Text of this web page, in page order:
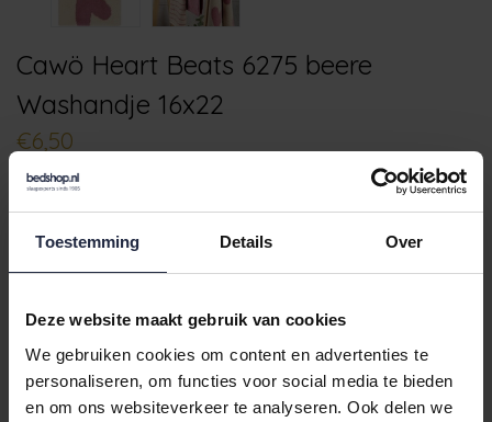
Toestemming Details Over
Deze website maakt gebruik van cookies
We gebruiken cookies om content en advertenties te
personaliseren, om functies voor social media te bieden
en om ons websiteverkeer te analyseren. Ook delen we
Cawö Heart Beats 6275 beere
Washandje 16x22
€6,50
Kies je kleur: beere